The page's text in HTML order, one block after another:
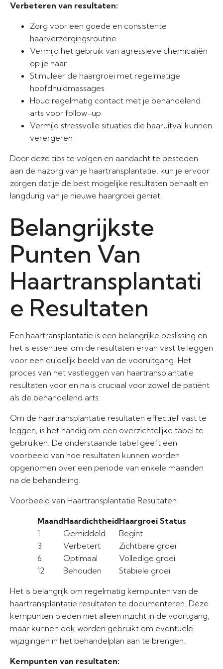
Verbeteren van resultaten:
Zorg voor een goede en consistente
haarverzorgingsroutine
Vermijd het gebruik van agressieve chemicaliën
op je haar
Stimuleer de haargroei met regelmatige
hoofdhuidmassages
Houd regelmatig contact met je behandelend
arts voor follow-up
Vermijd stressvolle situaties die haaruitval kunnen
verergeren
Door deze tips te volgen en aandacht te besteden
aan de nazorg van je haartransplantatie, kun je ervoor
zorgen dat je de best mogelijke resultaten behaalt en
langdurig van je nieuwe haargroei geniet.
Belangrijkste
Punten Van
Haartransplantati
e Resultaten
Een haartransplantatie is een belangrijke beslissing en
het is essentieel om de resultaten ervan vast te leggen
voor een duidelijk beeld van de vooruitgang. Het
proces van het vastleggen van haartransplantatie
resultaten voor en na is cruciaal voor zowel de patiënt
als de behandelend arts.
Om de haartransplantatie resultaten effectief vast te
leggen, is het handig om een overzichtelijke tabel te
gebruiken. De onderstaande tabel geeft een
voorbeeld van hoe resultaten kunnen worden
opgenomen over een periode van enkele maanden
na de behandeling.
Voorbeeld van Haartransplantatie Resultaten
MaandHaardichtheidHaargroei Status
1
Gemiddeld
Begint
3
Verbetert
Zichtbare groei
6
Optimaal
Volledige groei
12
Behouden Stabiele groei
Het is belangrijk om regelmatig kernpunten van de
haartransplantatie resultaten te documenteren. Deze
kernpunten bieden niet alleen inzicht in de voortgang,
maar kunnen ook worden gebruikt om eventuele
wijzigingen in het behandelplan aan te brengen.
Kernpunten van resultaten: